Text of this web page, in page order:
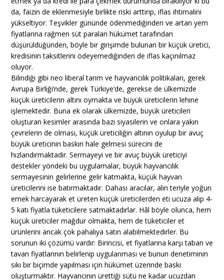
da, faizin de eklenmesiyle birlikte riski arttırıp, iflas ihtimalini
yükseltiyor. Teşvikler gününde ödenmediğinden ve artan yem
fiyatlarına rağmen süt paraları hükümet tarafından
düşürüldüğünden, böyle bir girişimde bulunan bir küçük üretici,
kredisinin taksitlerini ödeyemediğinden de iflas kaçınılmaz
oluyor.
Bilindiği gibi neo liberal tarım ve hayvancılık politikaları, gerek
Avrupa Birliği’nde, gerek Türkiye’de, gerekse de ülkemizde
küçük üreticilerin altını oymakta ve büyük üreticilerin lehine
işlemektedir. Buna ek olarak ülkemizde, büyük üreticileri
oluşturan kesimler arasında bazı siyasilerin ve onlara yakın
çevrelerin de olması, küçük üreticiliğin altının oyulup bir avuç
büyük üreticinin baskın hale gelmesi sürecini de
hızlandırmaktadır. Sermayeyi ve bir avuç büyük üreticiyi
destekler yöndeki bu uygulamalar, büyük hayvancılık
sermayesinin gelirlerine gelir katmakta, küçük hayvan
üreticilerini ise batırmaktadır. Dahası aracılar, alın teriyle yoğun
emek harcayarak et üreten küçük üreticilerden eti ucuza alıp 4-
5 katı fiyatla tüketicilere satmaktadırlar. Hâl böyle olunca, hem
küçük üreticiler mağdur olmakta, hem de tüketiciler et
ürünlerini ancak çok pahalıya satın alabilmektedirler. Bu
sorunun iki çözümü vardır: Birincisi, et fiyatlarına karşı taban ve
tavan fiyatlarının belirlenip uygulanması ve bunun denetiminin
sıkı bir biçimde yapılması için hükümet üzerinde baskı
oluşturmaktır. Hayvancının ürettiği sütü ne kadar ucuzdan